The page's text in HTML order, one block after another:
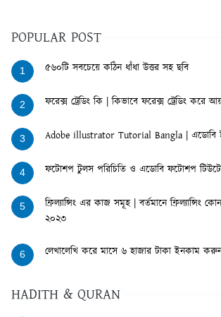
POPULAR POST
1 ৫৬০টি সবচেয়ে কঠিন ধাঁধা উত্তর সহ ছবি
2 ফরেক্স ট্রেডিং কি | কিভাবে ফরেক্স ট্রেডিং করে
3 Adobe illustrator Tutorial Bangla | এডোবি
4 ফটোশপ টুলস পরিচিতি ও এডোবি ফটোশপ
5
ফ্রিল্যান্সিং এর কাজ সমূহ | বর্তমানে ফ্রিল্যান্সিং
২০২৩
6 লেখালেখি করে মাসে ৬ হাজার টাকা ইনকাম
HADITH & QURAN